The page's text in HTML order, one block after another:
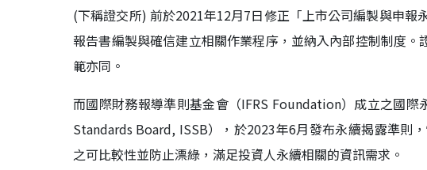
(下稱證交所) 前於2021年12月7日修正「上市公司編製與申報
報告書編製與確信建立相關作業程序，並納入內部控制制度
範亦同。
而國際財務報導準則基金會（IFRS Foundation）成立之國
Standards Board, ISSB），於2023年6月發布永續揭露準則
之可比較性並防止漂綠，滿足投資人永續相關的資訊需求。